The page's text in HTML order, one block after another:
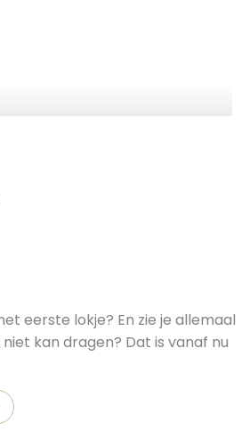
eerste lokje? En zie je allemaal
kan dragen? Dat is vanaf nu